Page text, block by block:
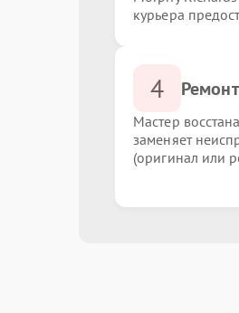
курьера
4 Ремонт
Мастер
заменяет
(оригинал или